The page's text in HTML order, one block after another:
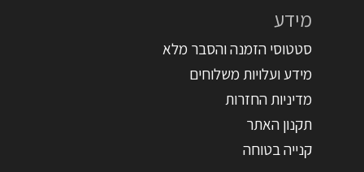
מידע
סטטוסי הזמנה והסבר מלא
מידע ועלויות משלוחים
מדיניות החזרות
תקנון האתר
קנייה בטוחה